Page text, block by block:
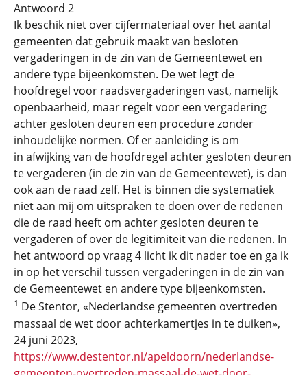
Antwoord 2
Ik beschik niet over cijfermateriaal over het aantal
gemeenten dat gebruik maakt van besloten
vergaderingen in de zin van de Gemeentewet en
andere type bijeenkomsten. De wet legt de
hoofdregel voor raadsvergaderingen vast, namelijk
openbaarheid, maar regelt voor een vergadering
achter gesloten deuren een procedure zonder
inhoudelijke normen. Of er aanleiding is om
in afwijking van de hoofdregel achter gesloten deuren
te vergaderen (in de zin van de Gemeentewet), is dan
ook aan de raad zelf. Het is binnen die systematiek
niet aan mij om uitspraken te doen over de redenen
die de raad heeft om achter gesloten deuren te
vergaderen of over de legitimiteit van die redenen. In
het antwoord op vraag 4 licht ik dit nader toe en ga ik
in op het verschil tussen vergaderingen in de zin van
de Gemeentewet en andere type bijeenkomsten.
1 De Stentor, «Nederlandse gemeenten overtreden
massaal de wet door achterkamertjes in te duiken»,
24 juni 2023,
https://www.destentor.nl/apeldoorn/nederlandse-